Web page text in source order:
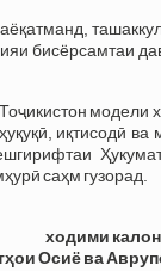
бисёрсамтаи
модели
иқтисодӣ
саҳм гузорад.
ходими
ҳоиОсиёва